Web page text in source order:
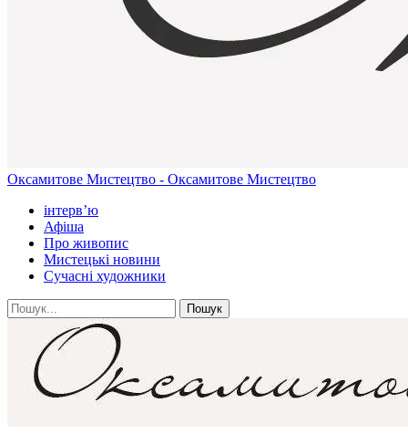
Оксамитове Мистецтво - Оксамитове Мистецтво
інтерв’ю
Афіша
Про живопис
Мистецькі новини
Сучасні художники